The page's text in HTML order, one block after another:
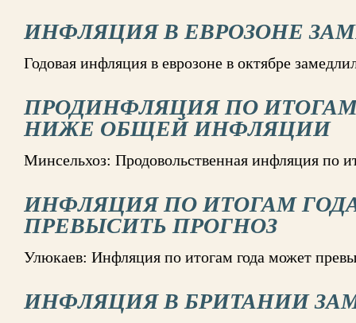
ИНФЛЯЦИЯ В ЕВРОЗОНЕ
Годовая инфляция в еврозоне в октябре
ПРОДИНФЛЯЦИЯ ПО ИТОГАМ
НИЖЕ ОБЩЕЙ ИНФЛЯЦИИ
Минсельхоз: Продовольственная инфляция по
ИНФЛЯЦИЯ ПО ИТОГАМ
ПРЕВЫСИТЬ ПРОГНОЗ
Улюкаев: Инфляция по итогам года может
ИНФЛЯЦИЯ В БРИТАНИИ